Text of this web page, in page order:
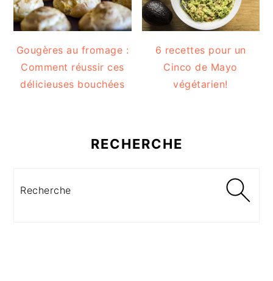
Gougères au fromage :
Comment réussir ces
délicieuses bouchées
6 recettes pour un
Cinco de Mayo
végétarien!
RECHERCHE